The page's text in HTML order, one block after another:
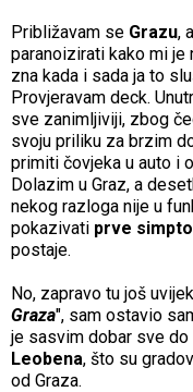
Približavam se Grazu,
paranoizirati kako mi
zna kada i sada ja to
Provjeravam deck.
sve zanimljiviji, zbog
svoju priliku za brzim
primiti čovjeka u auto i
Dolazim u Graz, a
nekog razloga nije u
pokazivati prve
postaje.
No, zapravo tu još
Graza", sam ostavio
je sasvim dobar sve do
Leobena, što su
od Graza.